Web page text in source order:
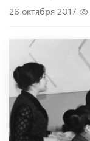
26 октября 2017